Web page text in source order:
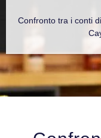
Confronto tra i conti